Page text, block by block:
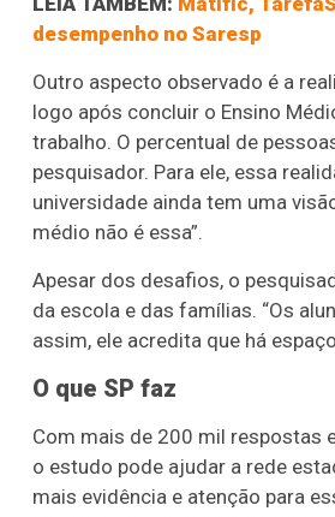
desempenho no Saresp
Outro aspecto observado é a
logo após concluir o Ensino
trabalho. O percentual de
pesquisador. Para ele, essa
universidade ainda tem uma
médio não é essa”.
Apesar dos desafios, o
da escola e das famílias. “Os
assim, ele acredita que há
O que SP faz
Com mais de 200 mil respostas
o estudo pode ajudar a rede
mais evidência e atenção para